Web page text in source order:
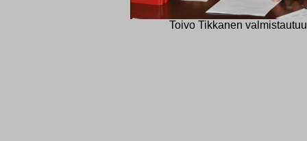
Toivo Tikkanen